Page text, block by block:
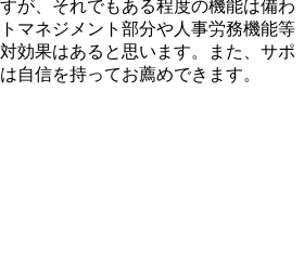
が、それでもある程度の機能は備わ
マネジメント部分や人事労務機能等
効果はあると思います。また、サポ
自信を持ってお薦めできます。